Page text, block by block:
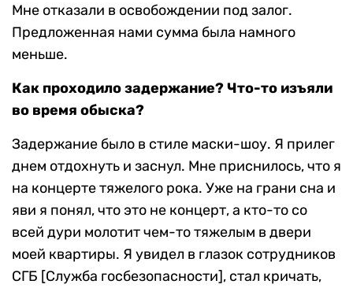
Мне отказали в освобождении под залог.
Предложенная нами сумма была намного
меньше.
Как проходило задержание? Что-то изъяли
во время обыска?
Задержание было в стиле маски-шоу. Я прилег
днем отдохнуть и заснул. Мне приснилось, что я
на концерте тяжелого рока. Уже на грани сна и
яви я понял, что это не концерт, а кто-то со
всей дури молотит чем-то тяжелым в двери
моей квартиры. Я увидел в глазок сотрудников
СГБ [Служба госбезопасности], стал кричать,